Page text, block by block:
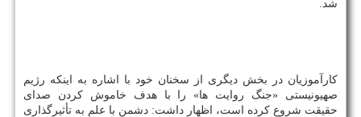
شد.
کارآموزیان در بخش دیگری از سخنان خود با اشاره به اینکه رژیم
صهیونیستی «جنگ روایت ها» را با هدف خاموش کردن صدای
حقیقت شروع کرده است، اظهار داشت: دشمن با علم به تأثیرگذاری